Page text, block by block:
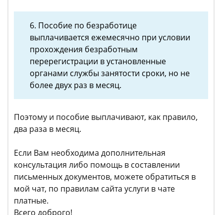
6. Пособие по безработице
выплачивается ежемесячно при условии
прохождения безработным
перерегистрации в установленные
органами службы занятости сроки, но не
более двух раз в месяц.
Поэтому и пособие выплачивают, как правило,
два раза в месяц.
Если Вам необходима дополнительная
консультация либо помощь в составлении
письменных документов, можете обратиться в
мой чат, по правилам сайта услуги в чате
платные.
Всего доброго!